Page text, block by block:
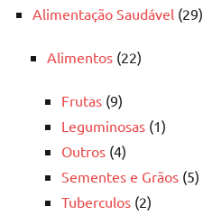
Alimentação Saudável (29)
Alimentos (22)
Frutas (9)
Leguminosas (1)
Outros (4)
Sementes e Grãos (5)
Tuberculos (2)